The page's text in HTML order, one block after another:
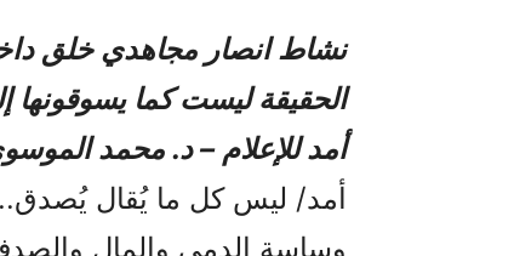
نشاط انصار مجاهدي خلق
الحقيقة ليست كما يسوقونها
أمد للإعلام – د. محمد
أمد/ ليس كل ما يُقال
وساسة الدمى والمال